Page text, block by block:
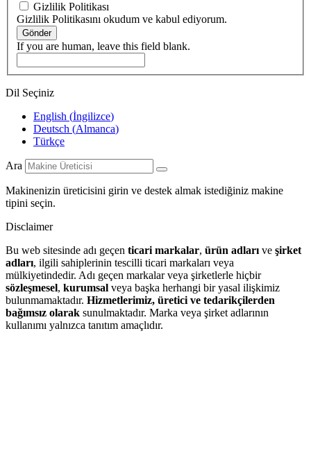
Gizlilik Politikası
Gizlilik Politikasını okudum ve kabul ediyorum.
Gönder
If you are human, leave this field blank.
Dil Seçiniz
English (İngilizce)
Deutsch (Almanca)
Türkçe
Ara
Makinenizin üreticisini girin ve destek almak istediğiniz makine
tipini seçin.
Disclaimer
Bu web sitesinde adı geçen ticari markalar, ürün adları ve şirket
adları, ilgili sahiplerinin tescilli ticari markaları veya
mülkiyetindedir. Adı geçen markalar veya şirketlerle hiçbir
sözleşmesel, kurumsal veya başka herhangi bir yasal ilişkimiz
bulunmamaktadır. Hizmetlerimiz, üretici ve tedarikçilerden
bağımsız olarak sunulmaktadır. Marka veya şirket adlarının
kullanımı yalnızca tanıtım amaçlıdır.